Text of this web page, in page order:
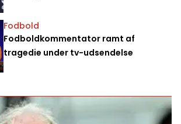
Fodbold
Fodboldkommentator ramt af
tragedie under tv-udsendelse